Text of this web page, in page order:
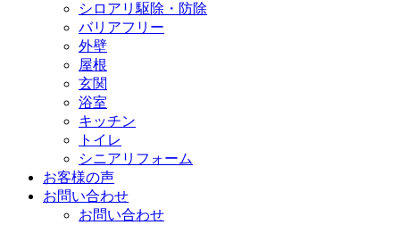
シロアリ駆除・防除
バリアフリー
外壁
屋根
玄関
浴室
キッチン
トイレ
シニアリフォーム
お客様の声
お問い合わせ
お問い合わせ